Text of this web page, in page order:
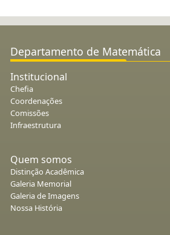
Departamento de Matemática
Institucional
Chefia
Coordenações
Comissões
Infraestrutura
Quem somos
Distinção Acadêmica
Galeria Memorial
Galeria de Imagens
Nossa História